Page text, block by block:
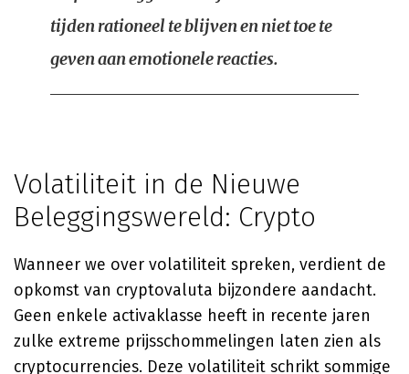
tijden rationeel te blijven en niet toe te
geven aan emotionele reacties.
Volatiliteit in de Nieuwe
Beleggingswereld: Crypto
Wanneer we over volatiliteit spreken, verdient de
opkomst van cryptovaluta bijzondere aandacht.
Geen enkele activaklasse heeft in recente jaren
zulke extreme prijsschommelingen laten zien als
cryptocurrencies. Deze volatiliteit schrikt sommige